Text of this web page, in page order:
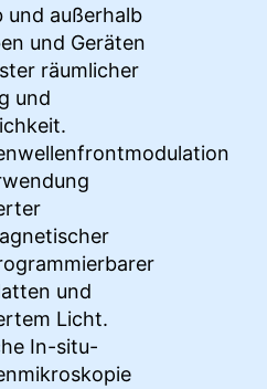
und außerhalb
und Geräten
räumlicher
und
und
Licht.
In-situ-